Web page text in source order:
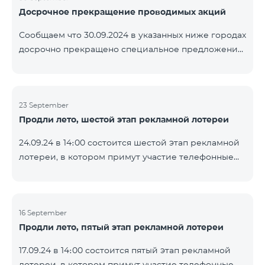
помощью генератора случайных чисел. Следите за
YouTube. Подробнее:
https://www.telecomarmenia.am/ru/B2S
Досрочное прекращение проводимых акций
Сообщаем что 30.09.2024 в указанных ниже городах
досрочно прекращено специальное предложение,
9900. Вайк Чаренцаван Ванадзор
23 September
Продли лето, шестой этап рекламной лотереи
24.09.24 в 14։00 состоится шестой этап рекламной
лотереи, в котором примут участие телефонные
Выигравшие номера телефонов будут выбраны с
помощью генератора случайных чисел. Следите за
YouTube. Подробнее:
16 September
Продли лето, пятый этап рекламной лотереи
17.09.24 в 14։00 состоится пятый этап рекламной